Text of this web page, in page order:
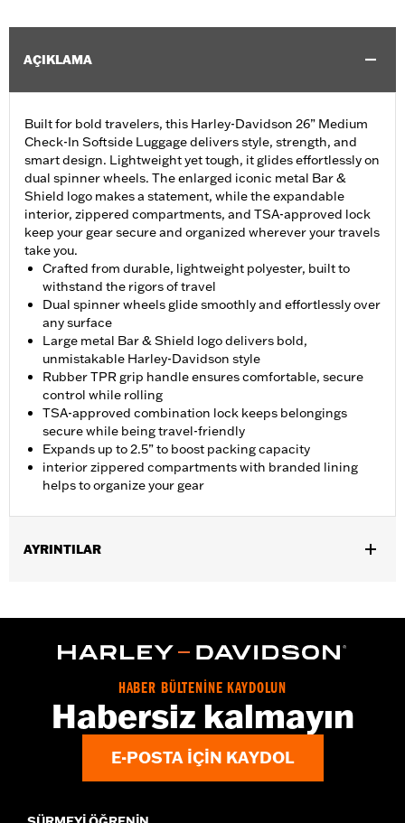
AÇIKLAMA
Built for bold travelers, this Harley-Davidson 26” Medium
Check-In Softside Luggage delivers style, strength, and
smart design. Lightweight yet tough, it glides effortlessly on
dual spinner wheels. The enlarged iconic metal Bar &
Shield logo makes a statement, while the expandable
interior, zippered compartments, and TSA-approved lock
keep your gear secure and organized wherever your travels
take you.
Crafted from durable, lightweight polyester, built to
withstand the rigors of travel
Dual spinner wheels glide smoothly and effortlessly over
any surface
Large metal Bar & Shield logo delivers bold,
unmistakable Harley-Davidson style
Rubber TPR grip handle ensures comfortable, secure
control while rolling
TSA-approved combination lock keeps belongings
secure while being travel-friendly
Expands up to 2.5” to boost packing capacity
interior zippered compartments with branded lining
helps to organize your gear
AYRINTILAR
Functional Features:Medium Check-In
HABER BÜLTENİNE KAYDOLUN
Habersiz kalmayın
E-POSTA IÇIN KAYDOL